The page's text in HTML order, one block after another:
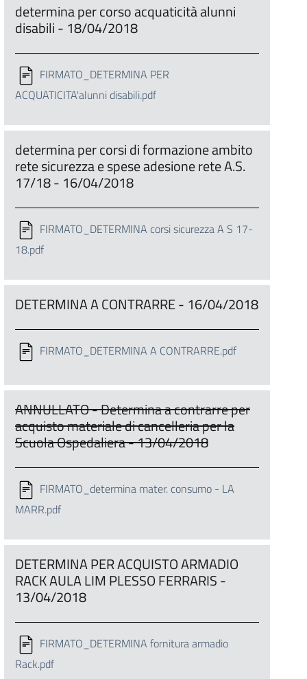
determina per corso acquaticità alunni
disabili - 18/04/2018
FIRMATO_DETERMINA PER
ACQUATICITA'alunni disabili.pdf
determina per corsi di formazione ambito
rete sicurezza e spese adesione rete A.S.
17/18 - 16/04/2018
FIRMATO_DETERMINA corsi sicurezza A S 17-
18.pdf
DETERMINA A CONTRARRE - 16/04/2018
FIRMATO_DETERMINA A CONTRARRE.pdf
ANNULLATO - Determina a contrarre per
acquisto materiale di cancelleria per la
Scuola Ospedaliera - 13/04/2018
FIRMATO_determina mater. consumo - LA
MARR.pdf
DETERMINA PER ACQUISTO ARMADIO
RACK AULA LIM PLESSO FERRARIS -
13/04/2018
FIRMATO_DETERMINA fornitura armadio
Rack.pdf